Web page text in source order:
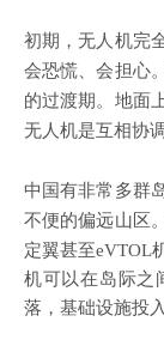
初期，无人机完
会恐慌、会担心
的过渡期。地面
无人机是互相协
中国有非常多群
不便的偏远山区
定翼甚至eVTOL
机可以在岛际之
落，基础设施投